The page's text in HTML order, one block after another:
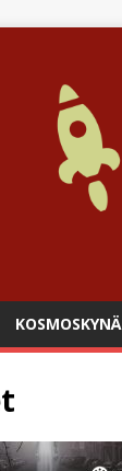
KOSMOSKYNÄ